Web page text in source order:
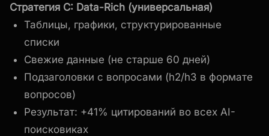
Стратегия C: Data-Rich (универсальная)
Таблицы, графики, структурированные
списки
Свежие данные (не старше 60 дней)
Подзаголовки с вопросами (h2/h3 в формате
вопросов)
Результат: +41% цитирований во всех AI-
поисковиках